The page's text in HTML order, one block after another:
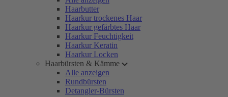
Haarbutter
Haarkur trockenes Haar
Haarkur gefärbtes Haar
Haarkur Feuchtigkeit
Haarkur Keratin
Haarkur Locken
Haarbürsten & Kämme
Alle anzeigen
Rundbürsten
Detangler-Bürsten